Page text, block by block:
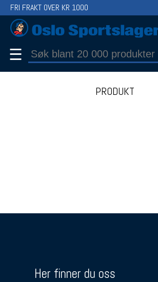
FRI FRAKT OVER KR 1000
☰
PRODUKT
Her finner du oss